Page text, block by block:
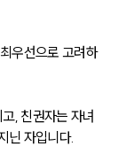
우선으로 고려하
, 친권자는 자녀
닌 자입니다.